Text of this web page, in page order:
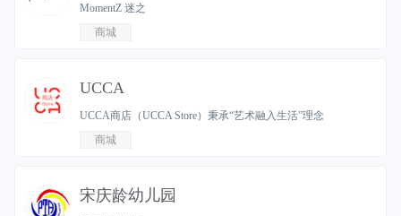
MomentZ 迷之
商城
UCCA
UCCA商店（UCCA Store）秉承“艺术融入生活”理念
商城
宋庆龄幼儿园